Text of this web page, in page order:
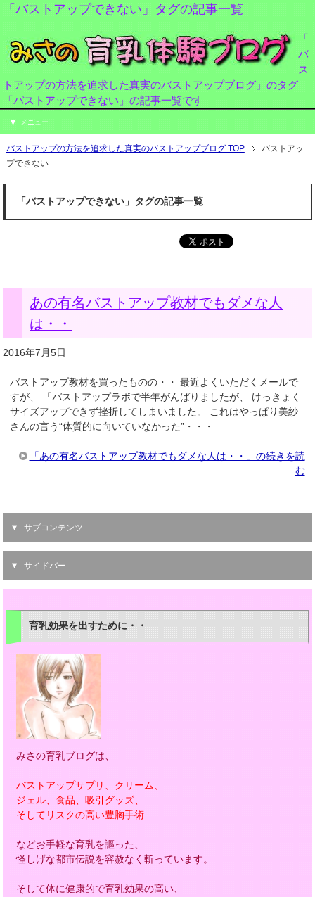
「バストアップできない」タグの記事一覧
「
バ
ス
トアップの方法を追求した真実のバストアップブログ」のタグ
「バストアップできない」の記事一覧です
メニュー
バストアップの方法を追求した真実のバストアップブログ TOP
バストアッ
プできない
「バストアップできない」タグの記事一覧
あの有名バストアップ教材でもダメな人
は・・
2016年7月5日
バストアップ教材を買ったものの・・ 最近よくいただくメールで
すが、 「バストアップラボで半年がんばりましたが、 けっきょく
サイズアップできず挫折してしまいました。 これはやっぱり美紗
さんの言う“体質的に向いていなかった”・・・
「あの有名バストアップ教材でもダメな人は・・」の続きを読
む
サブコンテンツ
サイドバー
育乳効果を出すために・・
みさの育乳ブログは、
バストアップサプリ、クリーム、
ジェル、食品、吸引グッズ、
そしてリスクの高い豊胸手術
などお手軽な育乳を謳った、
怪しげな都市伝説を容赦なく斬っています。
そして体に健康的で育乳効果の高い、